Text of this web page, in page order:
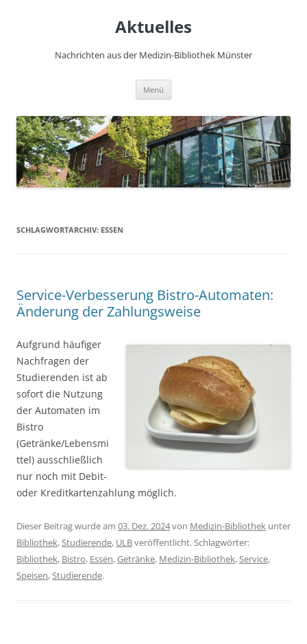
Aktuelles
Nachrichten aus der Medizin-Bibliothek Münster
Menü
SCHLAGWORTARCHIV: ESSEN
Service-Verbesserung Bistro-Automaten:
Änderung der Zahlungsweise
Aufgrund häufiger
Nachfragen der
Studierenden ist ab
sofort die Nutzung
der Automaten im
Bistro
(Getränke/Lebensmi
ttel) ausschließlich
nur noch mit Debit-
oder Kreditkartenzahlung möglich.
Dieser Beitrag wurde am 03. Dez. 2024von Medizin-Bibliothek unter
Bibliothek,Studierende, ULBveröffentlicht. Schlagwörter:
Bibliothek, Bistro, Essen,Getränke, Medizin-Bibliothek,Service,
Speisen,Studierende.